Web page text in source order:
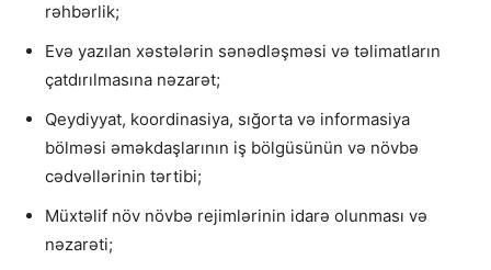
rəhbərlik;
Evə yazılan xəstələrin sənədləşməsi və təlimatların
çatdırılmasına nəzarət;
Qeydiyyat, koordinasiya, sığorta və informasiya
bölməsi əməkdaşlarının iş bölgüsünün və növbə
cədvəllərinin tərtibi;
Müxtəlif növ növbə rejimlərinin idarə olunması və
nəzarəti;